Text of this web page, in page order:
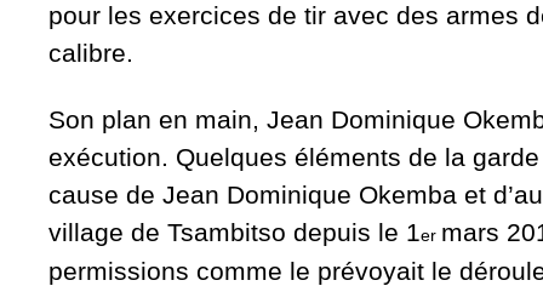
pour les exercices de tir avec des armes
calibre.
Son plan en main, Jean Dominique
exécution. Quelques éléments de la
cause de Jean Dominique Okemba et
village de Tsambitso depuis le 1er mars
permissions comme le prévoyait le